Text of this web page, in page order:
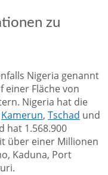
zu
Nigeria genannt
einer Fläche von
Nigeria hat die
Kamerun, Tschad und
hat 1.568.900
über einer Millionen
Kaduna, Port